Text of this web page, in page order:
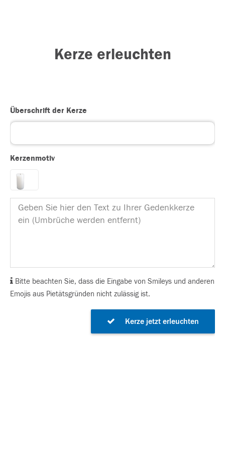
Kerze erleuchten
Überschrift der Kerze
Kerzenmotiv
Bitte beachten Sie, dass die Eingabe von Smileys und anderen
Emojis aus Pietätsgründen nicht zulässig ist.
Kerze jetzt erleuchten